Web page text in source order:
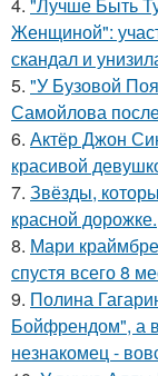
Женщиной":
скандал и
5. "У Бузовой
Самойлова
6. Актёр Джон
красивой
7. Звёзды,
красной дорожке.
8. Мари
спустя всего 8
9. Полина
Бойфрендом", а
незнакомец -